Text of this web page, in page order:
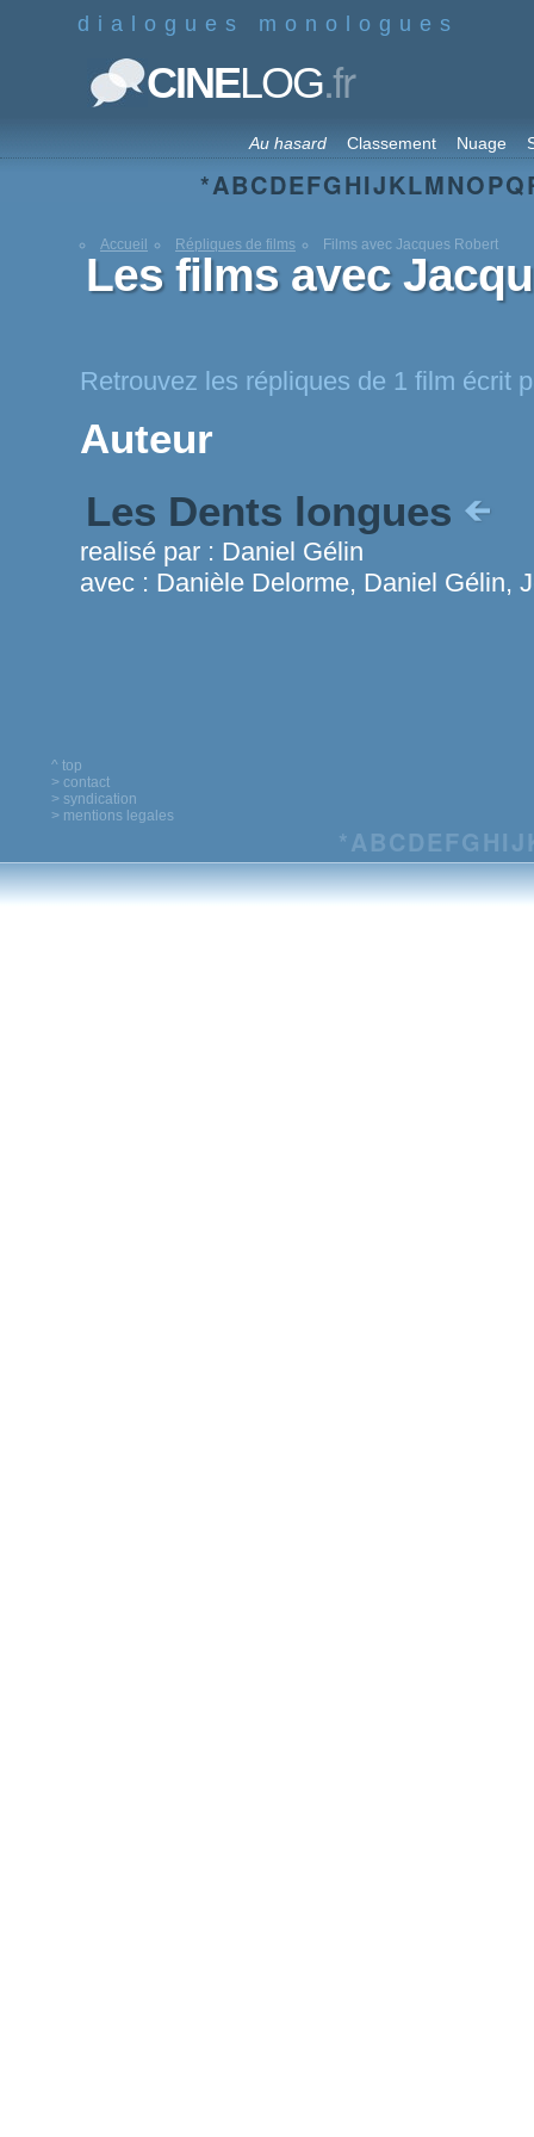
dialogues monologues
CINELOG.fr
Au hasard Classement Nuage
*ABCDEFGHIJKLMNOPQ
Accueil Répliques de films Films avec Jacques Robert
Les films avec
Retrouvez les répliques de 1 film écrit
Auteur
Les Dents longues
realisé par : Daniel Gélin
avec : Danièle Delorme, Daniel Gélin,
^ top
> contact
> syndication
> mentions legales
*ABCDEFG HIJ